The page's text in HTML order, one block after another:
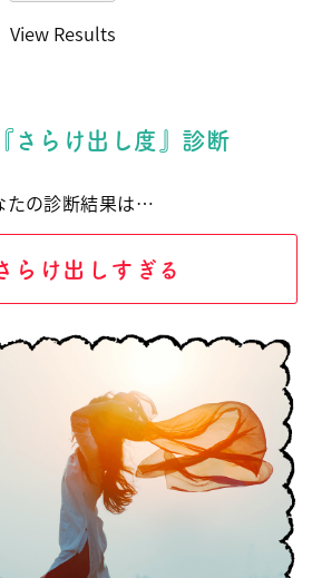
View Results
さらけ出し度』診断
たの診断結果は…
らけ出しすぎる